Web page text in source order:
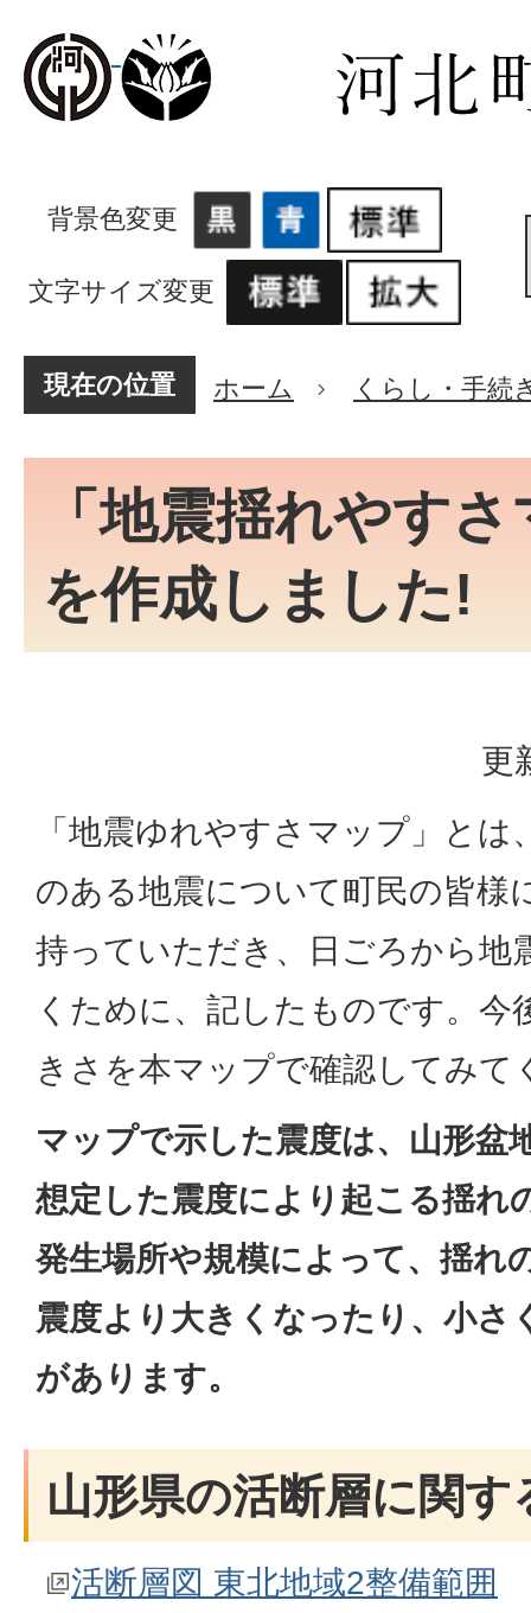
背景色変更
文字サイズ変更
現在の位置 ホーム くらし・手続
「地震揺れやす
を作成しました!
更
「地震ゆれやすさマップ」とは
のある地震について町民の皆様
持っていただき、日ごろから地
くために、記したものです。今
きさを本マップで確認してみて
マップで示した震度は、山形盆
想定した震度により起こる揺れ
発生場所や規模によって、揺れ
震度より大きくなったり、小さ
があります。
山形県の活断層に関す
活断層図 東北地域2整備範囲